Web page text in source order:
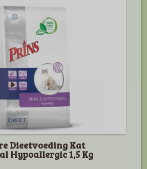
Dieetvoeding Kat
Hypoallergic 1,5 Kg